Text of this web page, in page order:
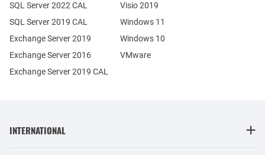
Exchange Server 2019
Exchange Server 2016
SQL Server 2022 CAL
SQL Server 2019 CAL
Exchange Server 2019 CAL
Visio 2019
Windows 11
Windows 10
VMware
INTERNATIONAL